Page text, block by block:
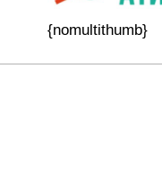
{nomultithumb}